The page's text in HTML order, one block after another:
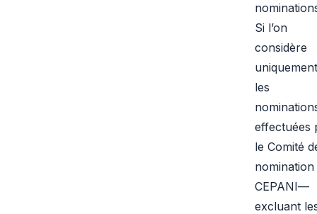
Si l’on
considère
uniquement
les
effectuées
le Comité
nomination
CEPANI—
excluant